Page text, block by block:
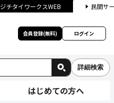
ジチタイワークスWEB 民間サ
会員登録(無料) ログイン
詳細検索
はじめての方へ